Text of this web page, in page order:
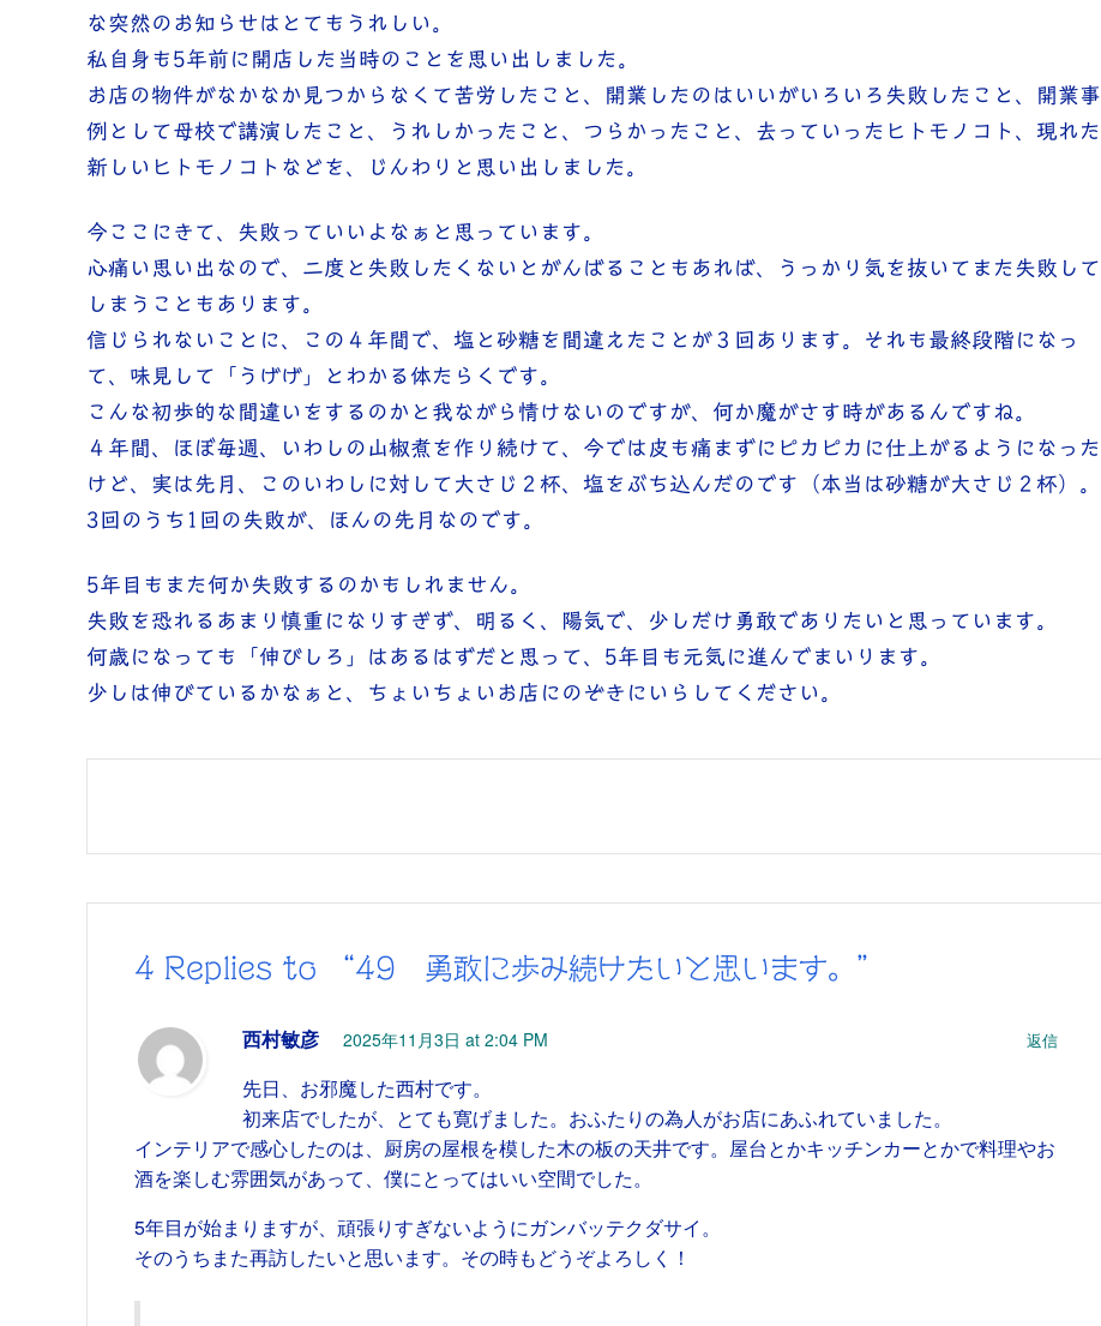
な突然のお知らせはとてもうれしい。
私自身も5年前に開店した当時のことを思い出しました。
お店の物件がなかなか見つからなくて苦労したこと、開業したのはいいがいろいろ失敗したこと、開業事
例として母校で講演したこと、うれしかったこと、つらかったこと、去っていったヒトモノコト、現れた
新しいヒトモノコトなどを、じんわりと思い出しました。
今ここにきて、失敗っていいよなぁと思っています。
心痛い思い出なので、二度と失敗したくないとがんばることもあれば、うっかり気を抜いてまた失敗して
しまうこともあります。
信じられないことに、この４年間で、塩と砂糖を間違えたことが３回あります。それも最終段階になっ
て、味見して「うげげ」とわかる体たらくです。
こんな初歩的な間違いをするのかと我ながら情けないのですが、何か魔がさす時があるんですね。
４年間、ほぼ毎週、いわしの山椒煮を作り続けて、今では皮も痛まずにピカピカに仕上がるようになった
けど、実は先月、このいわしに対して大さじ２杯、塩をぶち込んだのです（本当は砂糖が大さじ２杯）。
3回のうち1回の失敗が、ほんの先月なのです。
5年目もまた何か失敗するのかもしれません。
失敗を恐れるあまり慎重になりすぎず、明るく、陽気で、少しだけ勇敢でありたいと思っています。
何歳になっても「伸びしろ」はあるはずだと思って、5年目も元気に進んでまいります。
少しは伸びているかなぁと、ちょいちょいお店にのぞきにいらしてください。
4 Replies to “49 勇敢に歩み続けたいと思います。”
西村敏彦 2025年11月3日 at 2:04 PM 返信
先日、お邪魔した西村です。
初来店でしたが、とても寛げました。おふたりの為人がお店にあふれていました。
インテリアで感心したのは、厨房の屋根を模した木の板の天井です。屋台とかキッチンカーとかで料理やお
酒を楽しむ雰囲気があって、僕にとってはいい空間でした。
5年目が始まりますが、頑張りすぎないようにガンバッテクダサイ。
そのうちまた再訪したいと思います。その時もどうぞよろしく！